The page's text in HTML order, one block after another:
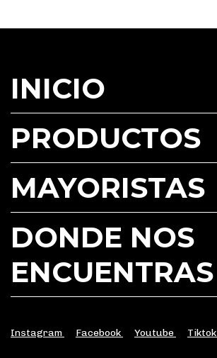
INICIO
PRODUCTOS
MAYORISTAS
DONDE NOS
ENCUENTRAS
Instagram Facebook Youtube Tiktok